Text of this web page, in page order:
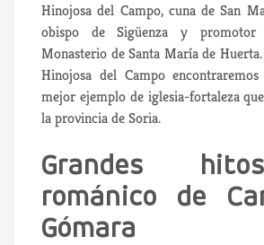
Hinojosa del Campo, cuna de San
obispo de Sigüenza y promotor
Monasterio de Santa María de
Hinojosa del Campo
mejor ejemplo de iglesia-fortaleza
la provincia de Soria.
Grandes
románico de
Gómara